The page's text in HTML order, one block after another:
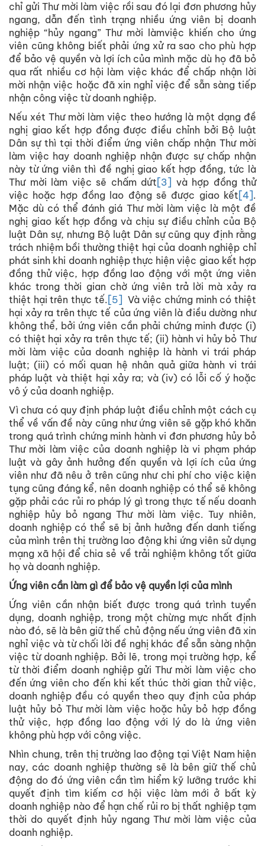
chỉ gửi Thư mời làm việc rồi sau đó lại đơn phương hủy
ngang, dẫn đến tình trạng nhiều ứng viên bị doanh
nghiệp “hủy ngang” Thư mời làmviệc khiến cho ứng
viên cũng không biết phải ứng xử ra sao cho phù hợp
để bảo vệ quyền và lợi ích của mình mặc dù họ đã bỏ
qua rất nhiều cơ hội làm việc khác để chấp nhận lời
mời nhận việc hoặc đã xin nghỉ việc để sẵn sàng tiếp
nhận công việc từ doanh nghiệp.
Nếu xét Thư mời làm việc theo hướng là một dạng đề
nghị giao kết hợp đồng được điều chỉnh bởi Bộ luật
Dân sự thì tại thời điểm ứng viên chấp nhận Thư mời
làm việc hay doanh nghiệp nhận được sự chấp nhận
này từ ứng viên thì đề nghị giao kết hợp đồng, tức là
Thư mời làm việc sẽ chấm dứt [3] và hợp đồng thử
việc hoặc hợp đồng lao động sẽ được giao kết [4].
Mặc dù có thể đánh giá Thư mời làm việc là một đề
nghị giao kết hợp đồng và chịu sự điều chỉnh của Bộ
luật Dân sự, nhưng Bộ luật Dân sự cũng quy định rằng
trách nhiệm bồi thường thiệt hại của doanh nghiệp chỉ
phát sinh khi doanh nghiệp thực hiện việc giao kết hợp
đồng thử việc, hợp đồng lao động với một ứng viên
khác trong thời gian chờ ứng viên trả lời mà xảy ra
thiệt hại trên thực tế. [5] Và việc chứng minh có thiệt
hại xảy ra trên thực tế của ứng viên là điều dường như
không thể, bởi ứng viên cần phải chứng minh được (i)
có thiệt hại xảy ra trên thực tế; (ii) hành vi hủy bỏ Thư
mời làm việc của doanh nghiệp là hành vi trái pháp
luật; (iii) có mối quan hệ nhân quả giữa hành vi trái
pháp luật và thiệt hại xảy ra; và (iv) có lỗi cố ý hoặc
vô ý của doanh nghiệp.
Vì chưa có quy định pháp luật điều chỉnh một cách cụ
thể về vấn đề này cũng như ứng viên sẽ gặp khó khăn
trong quá trình chứng minh hành vi đơn phương hủy bỏ
Thư mời làm việc của doanh nghiệp là vi phạm pháp
luật và gây ảnh hưởng đến quyền và lợi ích của ứng
viên như đã nêu ở trên cũng như chi phí cho việc kiện
tụng cũng đáng kể, nên doanh nghiệp có thể sẽ không
gặp phải các rủi ro pháp lý gì trong thực tế nếu doanh
nghiệp hủy bỏ ngang Thư mời làm việc. Tuy nhiên,
doanh nghiệp có thể sẽ bị ảnh hưởng đến danh tiếng
của mình trên thị trường lao động khi ứng viên sử dụng
mạng xã hội để chia sẻ về trải nghiệm không tốt giữa
họ và doanh nghiệp.
Ứng viên cần làm gì để bảo vệ quyền lợi của mình
Ứng viên cần nhận biết được trong quá trình tuyển
dụng, doanh nghiệp, trong một chừng mực nhất định
nào đó, sẽ là bên giữ thế chủ động nếu ứng viên đã xin
nghỉ việc và từ chối lời đề nghị khác để sẵn sàng nhận
việc từ doanh nghiệp. Bởi lẽ, trong mọi trường hợp, kể
từ thời điểm doanh nghiệp gửi Thư mời làm việc cho
đến ứng viên cho đến khi kết thúc thời gian thử việc,
doanh nghiệp đều có quyền theo quy định của pháp
luật hủy bỏ Thư mời làm việc hoặc hủy bỏ hợp đồng
thử việc, hợp đồng lao động với lý do là ứng viên
không phù hợp với công việc.
Nhìn chung, trên thị trường lao động tại Việt Nam hiện
nay, các doanh nghiệp thường sẽ là bên giữ thế chủ
động do đó ứng viên cần tìm hiểm kỹ lưỡng trước khi
quyết định tìm kiếm cơ hội việc làm mới ở bất kỳ
doanh nghiệp nào để hạn chế rủi ro bị thất nghiệp tạm
thời do quyết định hủy ngang Thư mời làm việc của
doanh nghiệp.